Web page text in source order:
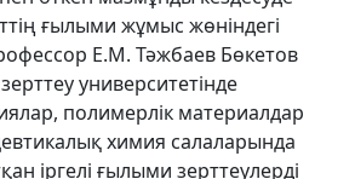
ғылыми жұмыс жөніндегі
Е.М. Тәжбаев Бөкетов
университетінде
полимерлік материалдар
химия салаларында
іргелі ғылыми зерттеулерді